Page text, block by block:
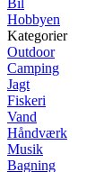
Bil
Hobbyen
Kategorier
Outdoor
Camping
Jagt
Fiskeri
Vand
Håndværk
Musik
Bagning